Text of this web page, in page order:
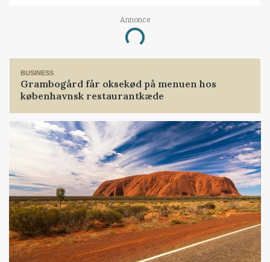
Annonce
Loading...
BUSINESS
Grambogård får oksekød på menuen hos
københavnsk restaurantkæde